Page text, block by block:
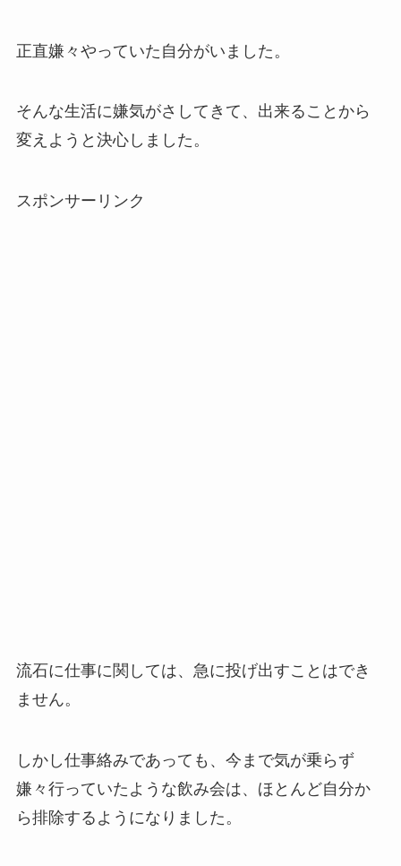
正直嫌々やっていた自分がいました。
そんな生活に嫌気がさしてきて、出来ることから
変えようと決心しました。
スポンサーリンク
流石に仕事に関しては、急に投げ出すことはでき
ません。
しかし仕事絡みであっても、今まで気が乗らず
嫌々行っていたような飲み会は、ほとんど自分か
ら排除するようになりました。